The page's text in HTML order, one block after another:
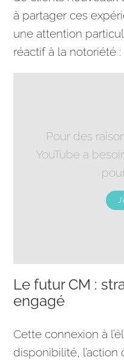
à partager ces
une attention
réactif à la notoriété :
Pour des
YouTube a
Le futur CM :
engagé
Cette connexion à
disponibilité,